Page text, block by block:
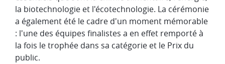
la biotechnologie et l'écotechnologie. La cérémonie
a également été le cadre d'un moment mémorable
: l'une des équipes finalistes a en effet remporté à
la fois le trophée dans sa catégorie et le Prix du
public.